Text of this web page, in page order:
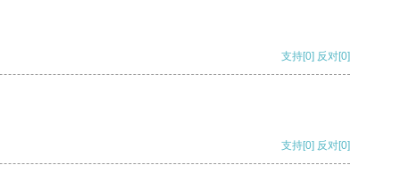
支持[0] 反对[0]
支持[0] 反对[0]